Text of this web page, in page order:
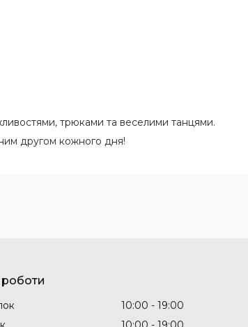
трюками та веселими танцями.
другом кожного дня!
роботи
10:00
19:00